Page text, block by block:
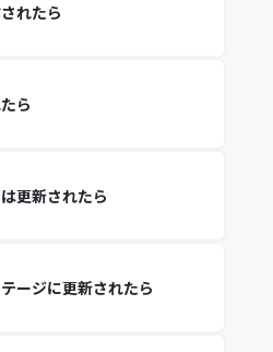
れたら
ら
更新されたら
ージに更新されたら